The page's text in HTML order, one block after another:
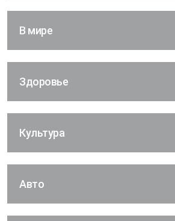
В мире
Здоровье
Культура
Авто